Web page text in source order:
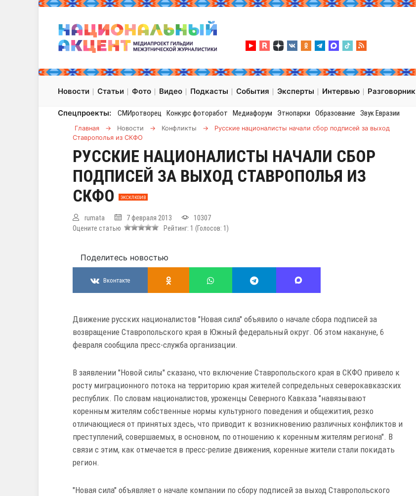
Новости Статьи Фото Видео Подкасты События Эксперты Интервью Разговорник
Спецпроекты: СМИротворец Конкурс фоторабот Медиафорум Этнопарки Образование Звук Евразии
Главная → Новости → Конфликты →
Русские националисты начали сбор подписей за выход
Ставрополья из СКФО
РУССКИЕ НАЦИОНАЛИСТЫ НАЧАЛИ СБОР
ПОДПИСЕЙ ЗА ВЫХОД СТАВРОПОЛЬЯ ИЗ
СКФО
ЭКСКЛЮЗИВ
rumata 7 февраля 2013
10307
Оцените статью
Рейтинг: 1 (Голосов: 1 )
Поделитесь новостью
Вконтакте
Движение русских националистов "Новая сила" объявило о начале сбора подписей за
возвращение Ставропольского края в Южный федеральный округ. Об этом накануне, 6
февраля сообщила пресс-служба организации.
В заявлении "Новой силы" сказано, что включение Ставропольского края в СКФО привело к
росту миграционного потока на территорию края жителей сопредельных северокавказских
республик. По словам националистов, уроженцы Северного Кавказа "навязывают
коренным жителям собственные нормы культурного поведения и общежития, резко
отличающиеся от принятых здесь, что приводит к возникновению различных конфликтов и
преступлений, совершаемых, в основном, по отношению к коренным жителям региона". В
связи с этим, как отмечается в пресс-релизе движения, коренные жители стали покидать
регион.
"Новая сила" объявляет о начале компании по сбору подписей за выход Ставропольского